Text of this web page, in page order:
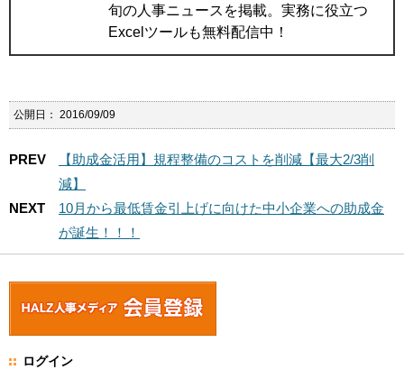
旬の人事ニュースを掲載。実務に役立つ
Excelツールも無料配信中！
公開日： 2016/09/09
PREV
【助成金活用】規程整備のコストを削減【最大2/3削
減】
NEXT
10月から最低賃金引上げに向けた中小企業への助成金
が誕生！！！
ログイン